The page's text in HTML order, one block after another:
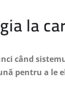
la
când
pentru a le